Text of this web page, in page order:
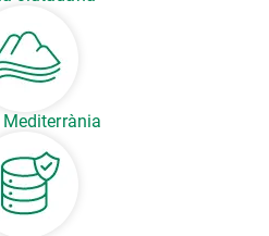
Mediterrània